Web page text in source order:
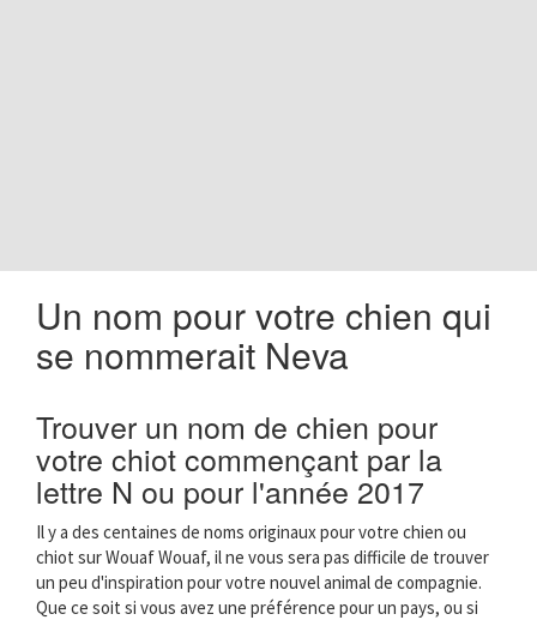
Un nom pour votre chien qui
se nommerait Neva
Trouver un nom de chien pour
votre chiot commençant par la
lettre N ou pour l'année 2017
Il y a des centaines de noms originaux pour votre chien ou
chiot sur Wouaf Wouaf, il ne vous sera pas difficile de trouver
un peu d'inspiration pour votre nouvel animal de compagnie.
Que ce soit si vous avez une préférence pour un pays, ou si